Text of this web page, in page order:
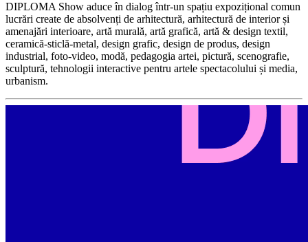
DIPLOMA Show aduce în dialog într-un spațiu expozițional comun
lucrări create de absolvenți de arhitectură, arhitectură de interior și
amenajări interioare, artă murală, artă grafică, artă & design textil,
ceramică-sticlă-metal, design grafic, design de produs, design
industrial, foto-video, modă, pedagogia artei, pictură, scenografie,
sculptură, tehnologii interactive pentru artele spectacolului și media,
urbanism.